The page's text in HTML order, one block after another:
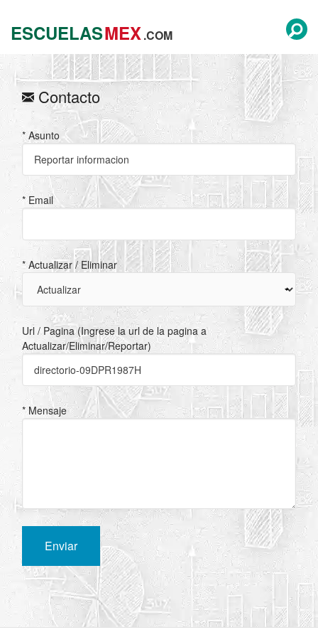
ESCUELASMEX.COM
Contacto
* Asunto
* Email
* Actualizar / Eliminar
Url / Pagina (Ingrese la url de la pagina a
Actualizar/Eliminar/Reportar)
* Mensaje
Enviar